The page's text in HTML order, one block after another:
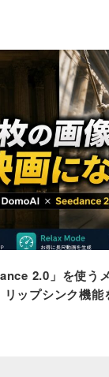
2.0」を使う
ップシンク機能